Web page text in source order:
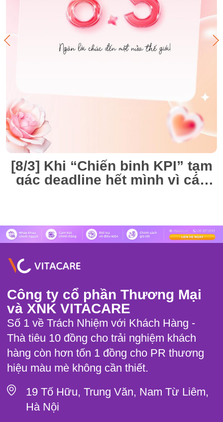
[8/3] Khi “Chiến binh KPI” tạm
gác deadline hết mình vì các
Công ty cổ phần Thương Mại
và XNK VITACARE
Số 1 về Trách Nhiệm với Khách Hàng -
Thà tiêu 10 đồng cho trải nghiệm khách
hàng còn hơn tốn 1 đồng cho PR thương
hiệu màu mè không cần thiết.
19 Tố Hữu, Trung Văn, Nam Từ Liêm,
Hà Nội